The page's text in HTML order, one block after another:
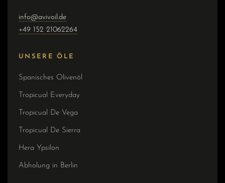
info@avivoil.de
+49 152 21062264
UNSERE ÖLE
Spanisches Olivenöl
Tropicual Everyday
Tropicual De Vega
Tropicual De Sierra
Hera Ypsilon
Abholung in Berlin